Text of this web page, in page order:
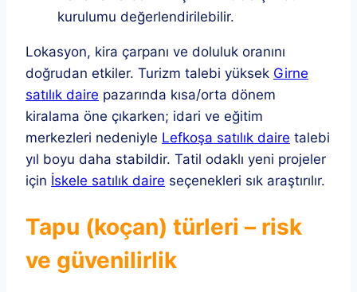
kurulumu değerlendirilebilir.
Lokasyon, kira çarpanı ve doluluk oranını
doğrudan etkiler. Turizm talebi yüksek Girne
satılık daire pazarında kısa/orta dönem
kiralama öne çıkarken; idari ve eğitim
merkezleri nedeniyle Lefkoşa satılık daire talebi
yıl boyu daha stabildir. Tatil odaklı yeni projeler
için İskele satılık daire seçenekleri sık araştırılır.
Tapu (koçan) türleri – risk
ve güvenilirlik